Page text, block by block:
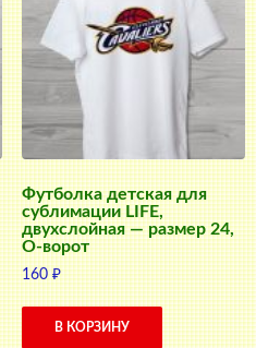
Футболка детская для
сублимации LIFE,
двухслойная — размер 24,
О-ворот
160₽
В КОРЗИНУ